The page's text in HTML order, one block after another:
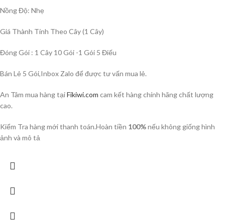
Nồng Độ: Nhẹ
Giá Thành Tính Theo Cây (1 Cây)
Đóng Gói : 1 Cây 10 Gói -1 Gói 5 Điếu
Bán Lẻ 5 Gói,Inbox Zalo để được tư vấn mua lẻ.
An Tâm mua hàng tạiFikiwi.com cam kết hàng chính hãng chất lượng
cao.
Kiểm Tra hàng mới thanh toán.Hoàn tiền 100%nếu không giống hình
ảnh và mô tả